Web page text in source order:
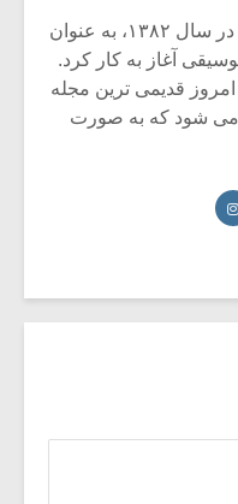
مجله آنلاین «گفتگوی هارمونیک» در سال ۱۳۸۲، به عنوان
آغاز به کار کرد.
قدیمی ترین مجله
می شود که به صورت